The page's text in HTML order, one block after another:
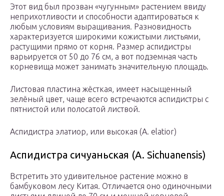
Этот вид был прозван «чугунным» растением ввиду
неприхотливости и способности адаптироваться к
любым условиям выращивания. Разновидность
характеризуется широкими кожистыми листьями,
растущими прямо от корня. Размер аспидистры
варьируется от 50 до 76 см, а вот подземная часть
корневища может занимать значительную площадь.
Листовая пластина жёсткая, имеет насыщенный
зелёный цвет, чаще всего встречаются аспидистры с
пятнистой или полосатой листвой.
Aспидистра элатиор, или высокая (A. elatior)
Аспидистра сичуаньская (A. Sichuanensis)
Встретить это удивительное растение можно в
бамбуковом лесу Китая. Отличается оно одиночными